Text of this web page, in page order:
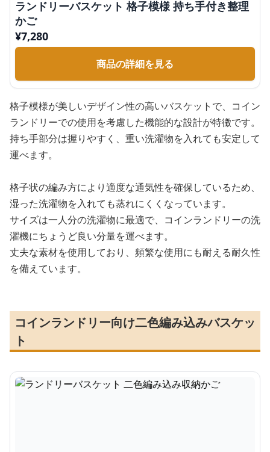
ランドリーバスケット 格子模様 持ち手付き整理
かご
¥7,280
商品の詳細を見る
格子模様が美しいデザイン性の高いバスケットで、コイン
ランドリーでの使用を考慮した機能的な設計が特徴です。
持ち手部分は握りやすく、重い洗濯物を入れても安定して
運べます。
格子状の編み方により適度な通気性を確保しているため、
湿った洗濯物を入れても蒸れにくくなっています。
サイズは一人分の洗濯物に最適で、コインランドリーの洗
濯機にちょうど良い分量を運べます。
丈夫な素材を使用しており、頻繁な使用にも耐える耐久性
を備えています。
コインランドリー向け二色編み込みバスケッ
ト